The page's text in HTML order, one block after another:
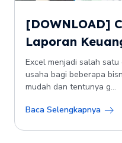
[DOWNLOAD]
Laporan
Excel menjadi salah
usaha bagi beberapa
mudah dan tentunya g...
Baca Selengkapnya